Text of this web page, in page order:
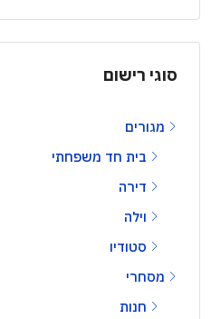
סוגי רישום
מגורים
בית חד משפחתי
דירה
וילה
סטודיו
מסחרי
חנות